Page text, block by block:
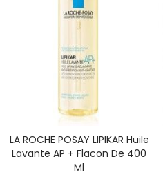
LA ROCHE POSAY LIPIKAR Huile
Lavante AP + Flacon De 400
Ml